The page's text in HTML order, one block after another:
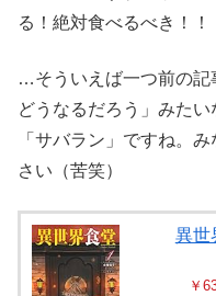
る！絶対食べるべき！！
…そういえば一つ前の記
どうなるだろう」みた
「サバラン」ですね。
さい（苦笑）
異世
￥